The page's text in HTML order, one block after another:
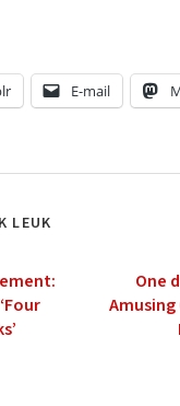
E-mail
LEUK
One